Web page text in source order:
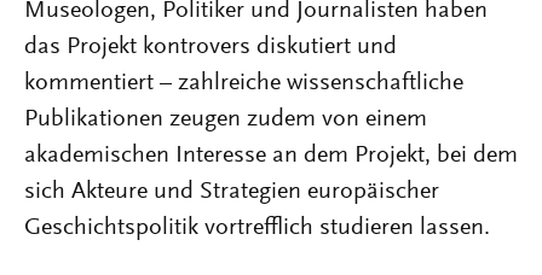
Museologen, Politiker und Journalisten haben
das Projekt kontrovers diskutiert und
kommentiert – zahlreiche wissenschaftliche
Publikationen zeugen zudem von einem
akademischen Interesse an dem Projekt, bei dem
sich Akteure und Strategien europäischer
Geschichtspolitik vortrefflich studieren lassen.